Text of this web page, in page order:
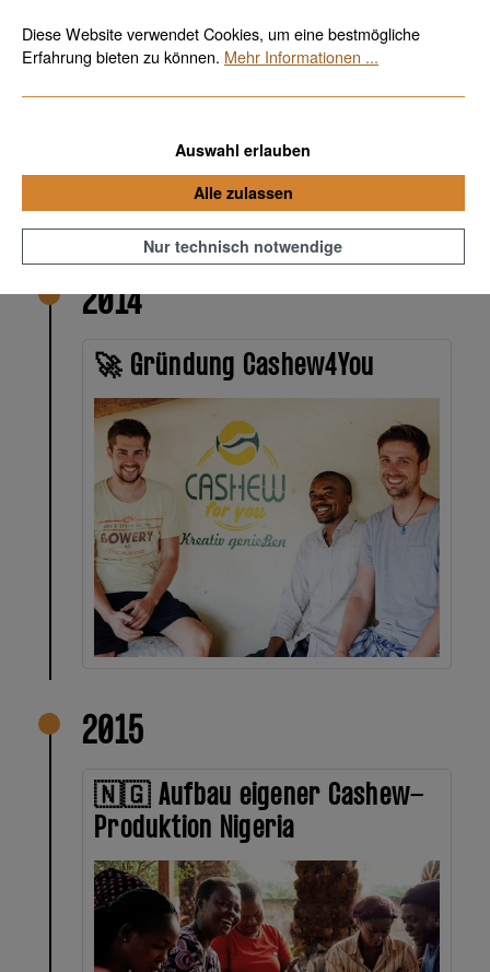
Unsere Geschichte
2014
🚀 Gründung Cashew4You
2015
🇳🇬 Aufbau eigener Cashew-
Produktion Nigeria
Diese Website verwendet Cookies, um eine bestmögliche
Erfahrung bieten zu können. Mehr Informationen ...
Auswahl erlauben
Alle zulassen
Nur technisch notwendige